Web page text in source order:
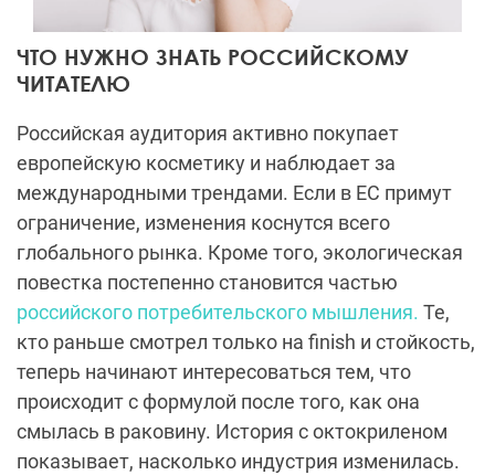
ЧТО НУЖНО ЗНАТЬ РОССИЙСКОМУ
ЧИТАТЕЛЮ
Российская аудитория активно покупает
европейскую косметику и наблюдает за
международными трендами. Если в ЕС примут
ограничение, изменения коснутся всего
глобального рынка. Кроме того, экологическая
повестка постепенно становится частью
российского потребительского мышления. Те,
кто раньше смотрел только на finish и стойкость,
теперь начинают интересоваться тем, что
происходит с формулой после того, как она
смылась в раковину. История с октокриленом
показывает, насколько индустрия изменилась.